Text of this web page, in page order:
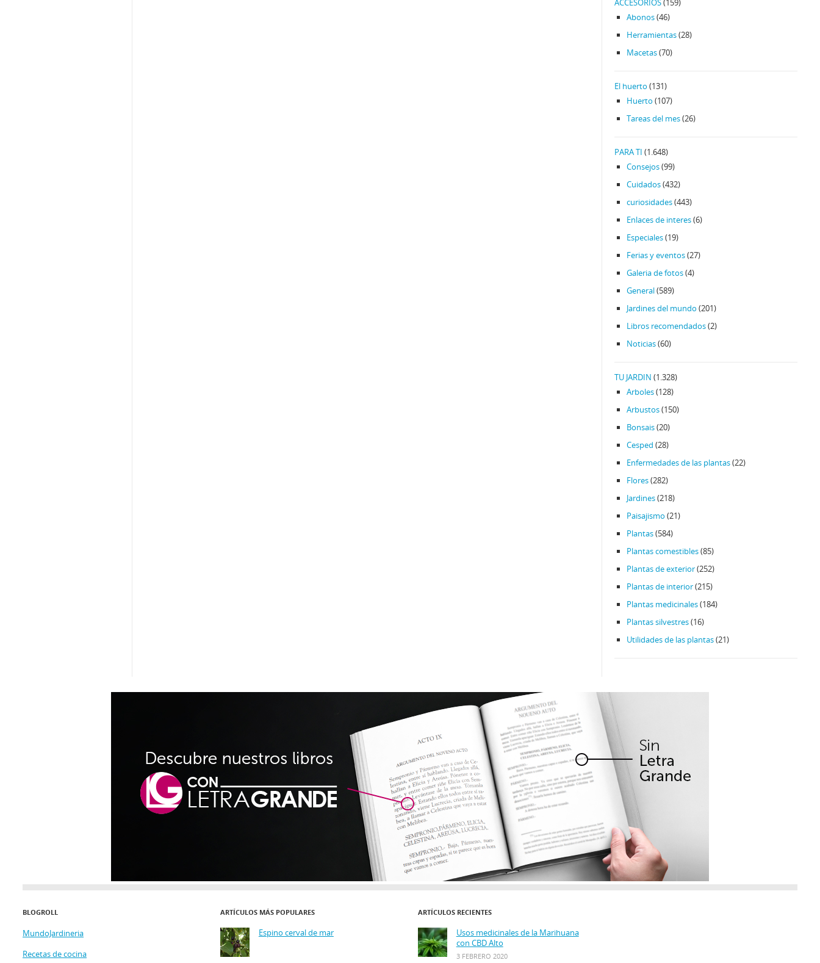
ACCESORIOS(159)
Abonos(46)
Herramientas(28)
Macetas(70)
El huerto (131)
Huerto (107)
Tareas del mes(26)
PARA TI (1.648)
Consejos(99)
Cuidados(432)
curiosidades(443)
Enlaces de interes(6)
Especiales(19)
Ferias y eventos(27)
Galeria de fotos(4)
General(589)
Jardines del mundo (201)
Libros recomendados(2)
Noticias(60)
TU JARDIN (1.328)
Arboles(128)
Arbustos(150)
Bonsais(20)
Cesped (28)
Enfermedades de las plantas(22)
Flores(282)
Jardines(218)
Paisajismo (21)
Plantas(584)
Plantas comestibles(85)
Plantas de exterior(252)
Plantas de interior(215)
Plantas medicinales(184)
Plantas silvestres(16)
Utilidades de las plantas(21)
BLOGROLL
MundoJardineria
Recetas de cocina
ARTÍCULOS MÁS POPULARES
Espino cerval de mar
ARTÍCULOS RECIENTES
Usos medicinales de la Marihuana
con CBD Alto
3 FEBRERO 2020